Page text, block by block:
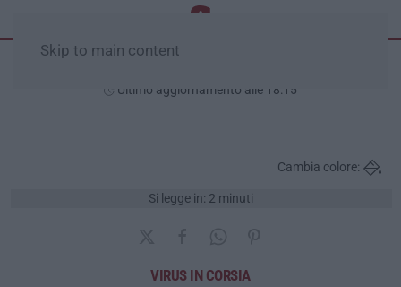
Skip to main content
Ultimo aggiornamento alle 18:15
Si legge in: 2 minuti
Cambia colore:
VIRUS IN CORSIA